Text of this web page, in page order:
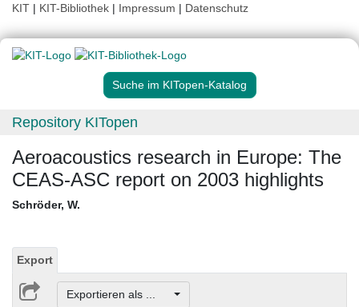
KIT | KIT-Bibliothek | Impressum | Datenschutz
Suche im KITopen-Katalog
Repository KITopen
Aeroacoustics research in Europe: The
CEAS-ASC report on 2003 highlights
Schröder, W.
Export
Exportieren als ...